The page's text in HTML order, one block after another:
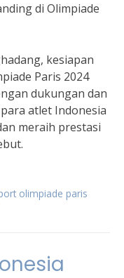
di Olimpiade
kesiapan
Paris 2024
dukungan dan
atlet Indonesia
meraih prestasi
olimpiade paris